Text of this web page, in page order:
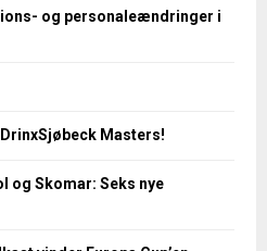
og personaleændringer i
Masters!
og Skomar: Seks nye